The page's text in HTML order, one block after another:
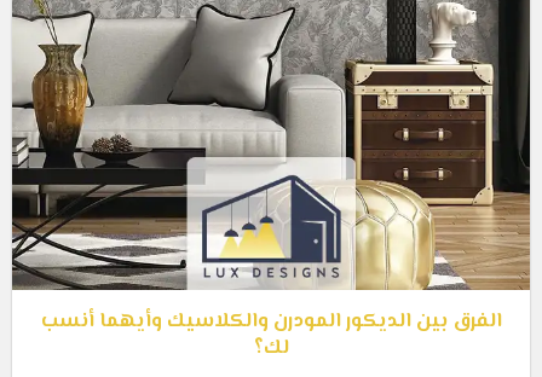
الفرق بين الديكور المودرن والكلاسيك وأيهما أنسب
لك؟